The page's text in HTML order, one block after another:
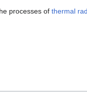
processes of thermal